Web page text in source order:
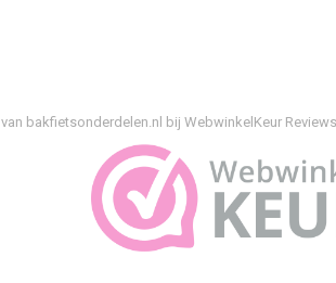
bakfietsonderdelen.nl bij WebwinkelKeur Reviews